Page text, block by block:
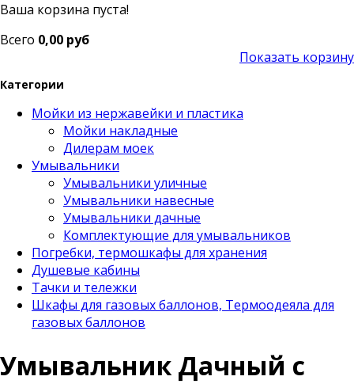
Ваша корзина пуста!
Всего 0,00 руб
Показать корзину
Категории
Мойки из нержавейки и пластика
Мойки накладные
Дилерам моек
Умывальники
Умывальники уличные
Умывальники навесные
Умывальники дачные
Комплектующие для умывальников
Погребки, термошкафы для хранения
Душевые кабины
Тачки и тележки
Шкафы для газовых баллонов, Термоодеяла для
газовых баллонов
Умывальник Дачный с